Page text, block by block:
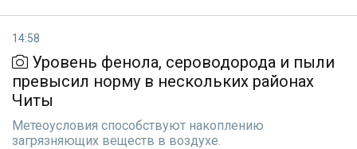
14:58
Уровень фенола, сероводорода и пыли
превысил норму в нескольких районах
Читы
Метеоусловия способствуют накоплению
загрязняющих веществ в воздухе.